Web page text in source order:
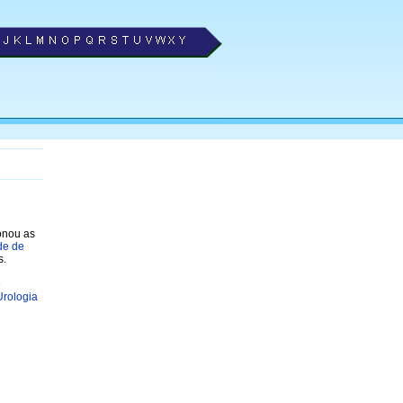
as
de